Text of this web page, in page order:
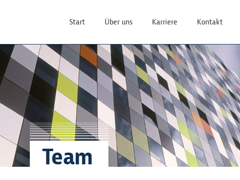
Start Über uns Karriere Kontakt
Team